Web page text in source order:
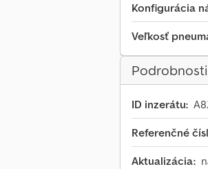
Konfigurácia
Veľkosť
ID inzerátu:
Referenčné
Aktualizácia: